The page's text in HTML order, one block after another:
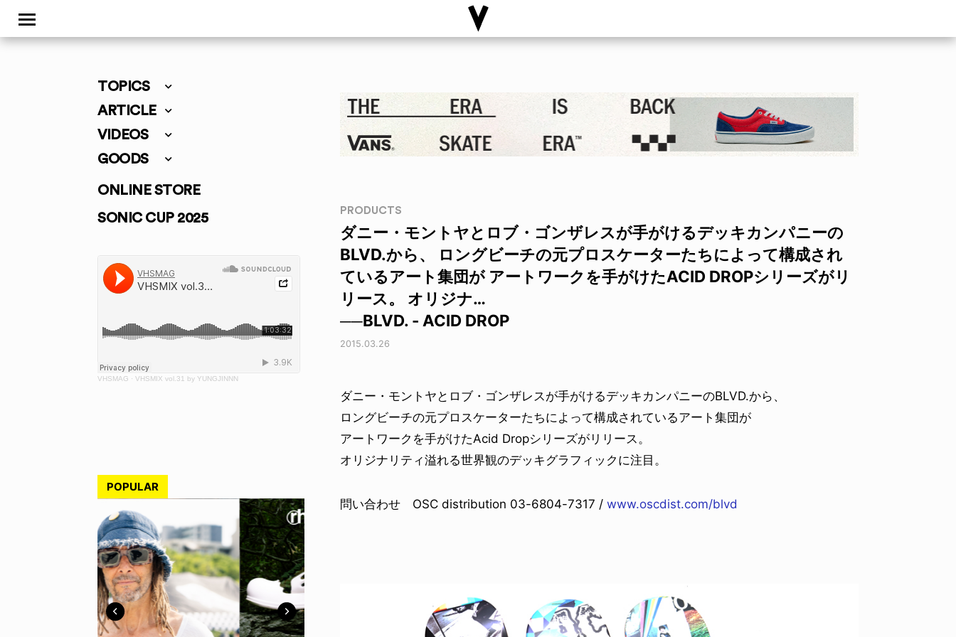
TOPICS
ARTICLE
VIDEOS
GOODS
ONLINE STORE
SONIC CUP 2025
VHSMAG · VHSMIX vol.31 by YUNGJINNN
POPULAR
PRODUCTS
ダニー・モントヤとロブ・ゴンザレスが手がけるデッキカンパニーの
BLVD.から、 ロングビーチの元プロスケーターたちによって構成され
ているアート集団が アートワークを手がけたACID DROPシリーズがリ
リース。 オリジナ…
──BLVD. - ACID DROP
2015.03.26
ダニー・モントヤとロブ・ゴンザレスが手がけるデッキカンパニーのBLVD.から、
ロングビーチの元プロスケーターたちによって構成されているアート集団が
アートワークを手がけたAcid Dropシリーズがリリース。
オリジナリティ溢れる世界観のデッキグラフィックに注目。
問い合わせ OSC distribution 03-6804-7317 / www.oscdist.com/blvd